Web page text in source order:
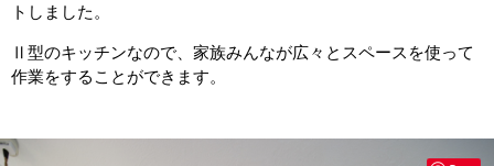
トしました。
Ⅱ型のキッチンなので、家族みんなが広々とスペースを使って
作業をすることができます。